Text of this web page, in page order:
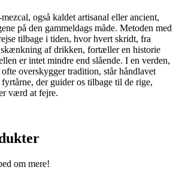
også kaldet artisanal eller ancient,
på den gammeldags måde. Metoden med
tilbage i tiden, hvor hvert skridt, fra
af drikken, fortæller en historie
er intet mindre end slående. I en verden,
overskygger tradition, står håndlavet
der guider os tilbage til de rige,
værd at fejre.
om mere!